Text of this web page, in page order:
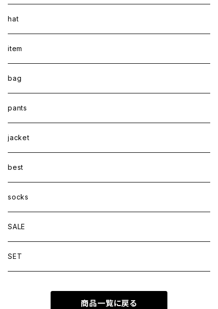
hat
item
bag
pants
jacket
best
socks
SALE
SET
商品一覧に戻る